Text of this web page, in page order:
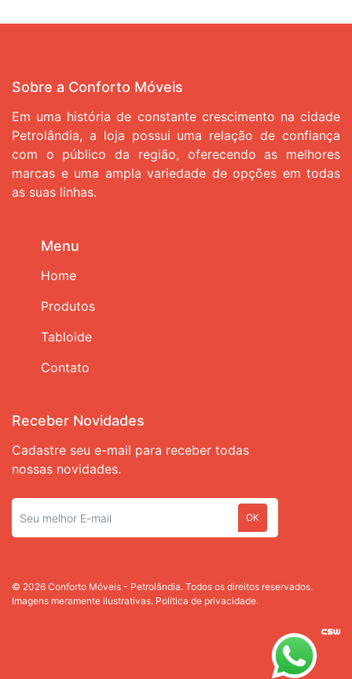
Sobre a Conforto Móveis
Em uma história de constante crescimento na cidade
Petrolândia, a loja possui uma relação de confiança
com o público da região, oferecendo as melhores
marcas e uma ampla variedade de opções em todas
as suas linhas.
Menu
Home
Produtos
Tabloide
Contato
Receber Novidades
Cadastre seu e-mail para receber todas
nossas novidades.
OK
© 2026 Conforto Móveis - Petrolândia. Todos os direitos reservados.
Imagens meramente ilustrativas. Política de privacidade.